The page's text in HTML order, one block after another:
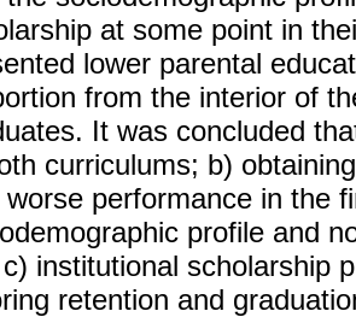
at some point in
lower parental
from the interior of
It was concluded
curriculums; b)
worse performance in the
profile and
institutional scholarship
retention and